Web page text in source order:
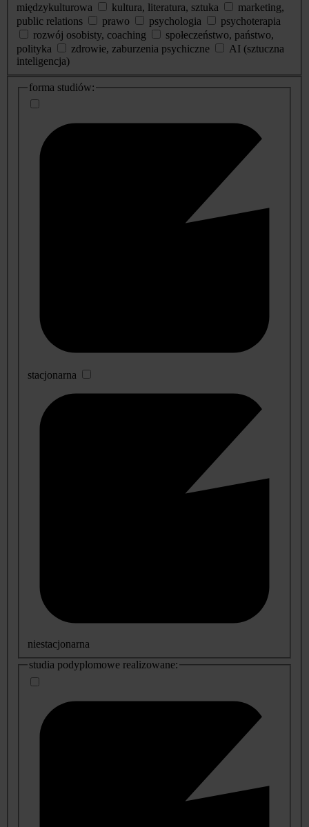
międzykulturowa
kultura, literatura, sztuka
marketing,
public relations
prawo psychologia
psychoterapia
rozwój osobisty, coaching
społeczeństwo, państwo,
polityka
zdrowie, zaburzenia psychiczne
AI (sztuczna
inteligencja)
dodatkowe
informacje
forma studiów:
stacjonarna
niestacjonarna
studia podyplomowe realizowane: